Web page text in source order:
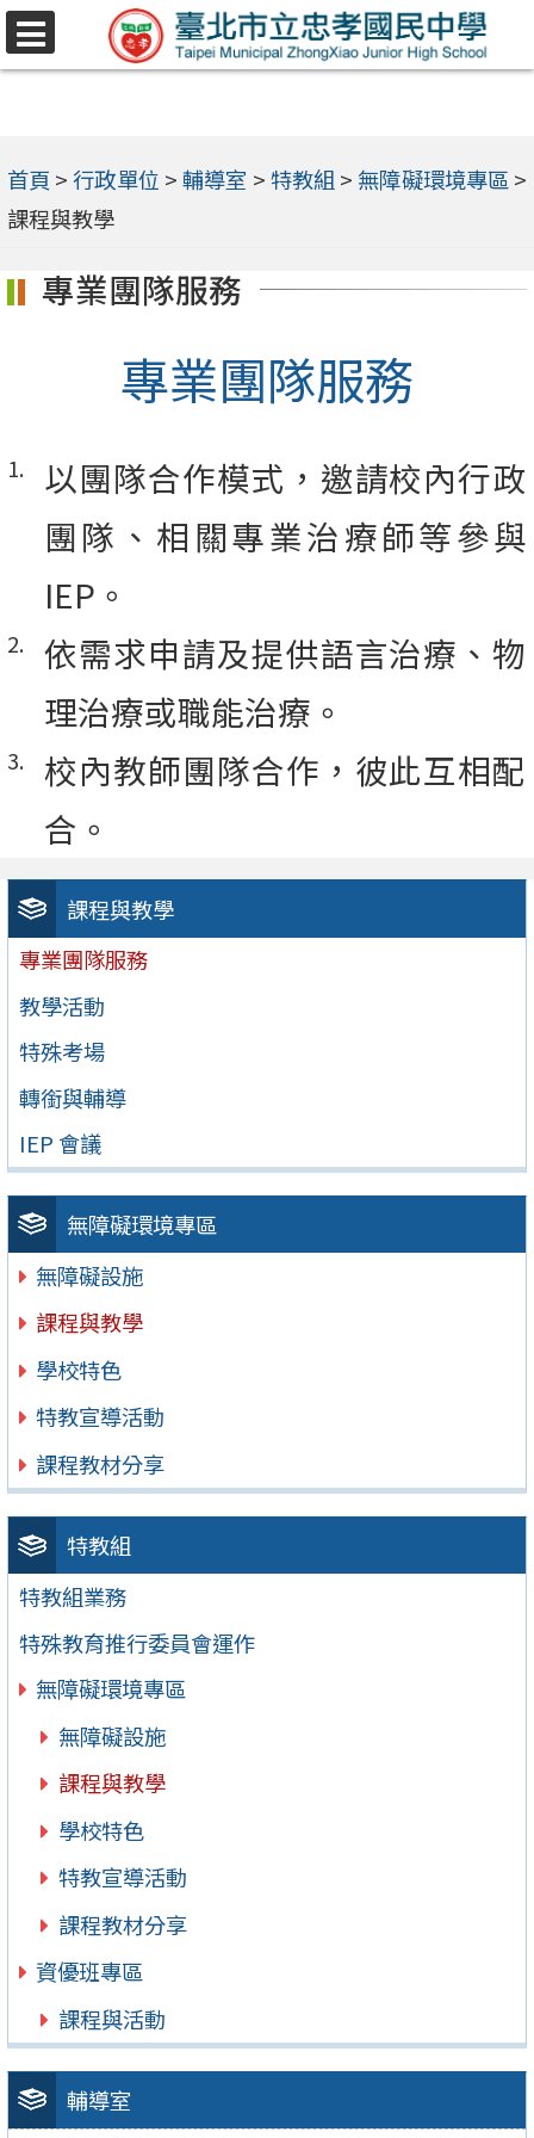
跳
至
內
容
選
首頁 > 行政單位 >輔導室 >特教組 > 無障礙環境專區 >
課程與教學
課程與教學
專業團隊服務
教學活動
特殊考場
轉銜與輔導
IEP 會議
無障礙環境專區
無障礙設施
課程與教學
學校特色
特教宣導活動
課程教材分享
特教組
特教組業務
特殊教育推行委員會運作
無障礙環境專區
無障礙設施
課程與教學
學校特色
特教宣導活動
課程教材分享
資優班專區
課程與活動
輔導室
專業團隊服務
專業團隊服務
以團隊合作模式，邀請校內行政
團隊、相關專業治療師等參與
IEP。
依需求申請及提供語言治療、物
理治療或職能治療。
校內教師團隊合作，彼此互相配
合。